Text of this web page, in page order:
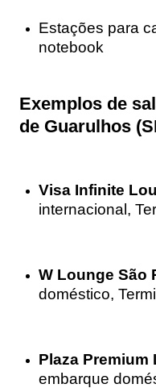
Estações para
notebook
Exemplos de
de Guarulhos
Visa Infinite
internacional,
W Lounge São
doméstico,
Plaza Premium
embarque